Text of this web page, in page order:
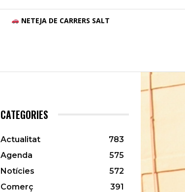
NETEJA DE CARRERS SALT
CATEGORIES
Actualitat
783
Agenda
575
Notícies
572
Comerç
391